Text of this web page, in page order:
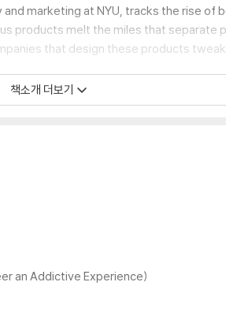
marketing at NYU, tracks the rise of
products melt the miles that separate
that design these products
can harness addictive products for
Forces that Shape How We
책소개 더보기
an Addictive Experience)